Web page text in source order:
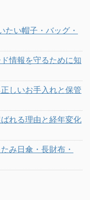
たい帽子・バッグ・
情報を守るために知
しいお手入れと保管
れる理由と経年変化
み日傘・長財布・